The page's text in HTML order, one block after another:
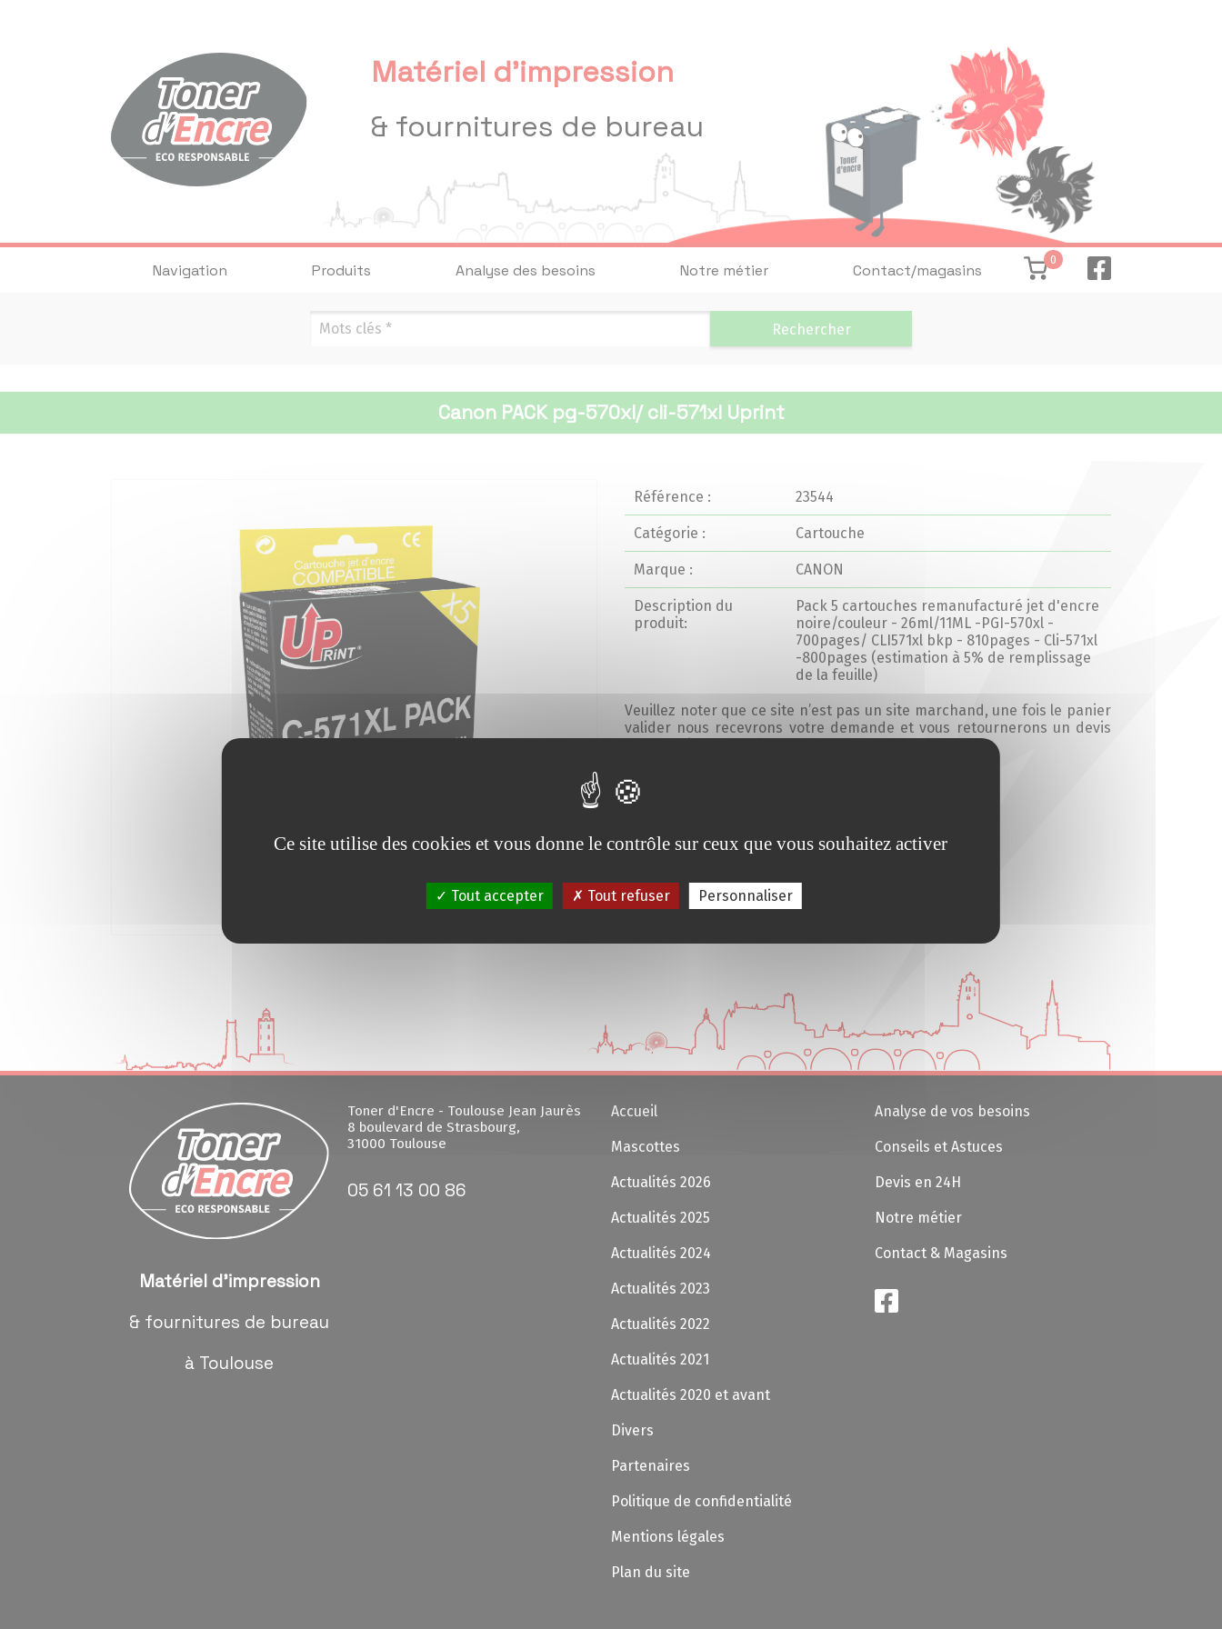
Matériel d'impression
& fournitures de bureau
Navigation Produits Analyse des besoins Notre métier Contact/magasins
0
Rechercher
Canon PACK pg-570xl/ cli-571xl Uprint
Référence : 23544
Catégorie : Cartouche
Marque : CANON
Description du
produit:
Pack 5 cartouches remanufacturé jet d'encre
noire/couleur - 26ml/11ML -PGI-570xl -
700pages/ CLI571xl bkp - 810pages - Cli-571xl
-800pages (estimation à 5% de remplissage
de la feuille)
Veuillez noter que ce site n’est pas un site marchand, une fois le panier
valider nous recevrons votre demande et vous retournerons un devis
Matériel d'impression
& fournitures de bureau
à Toulouse
Toner d'Encre - Toulouse Jean Jaurès
8 boulevard de Strasbourg,
31000 Toulouse
05 61 13 00 86
Accueil
Mascottes
Actualités 2026
Actualités 2025
Actualités 2024
Actualités 2023
Actualités 2022
Actualités 2021
Actualités 2020 et avant
Divers
Partenaires
Politique de confidentialité
Mentions légales
Plan du site
Analyse de vos besoins
Conseils et Astuces
Devis en 24H
Notre métier
Contact & Magasins
Ce site utilise des cookies et vous donne le contrôle sur ceux que vous souhaitez activer
Tout accepter Tout refuser Personnaliser